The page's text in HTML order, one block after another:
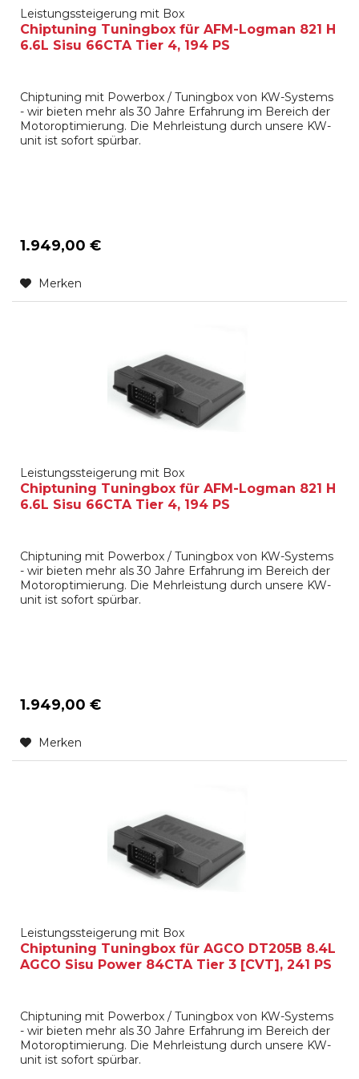
Leistungssteigerung mit Box
Chiptuning Tuningbox für AFM-Logman 821 H
6.6L Sisu 66CTA Tier 4, 194 PS
Chiptuning mit Powerbox / Tuningbox von KW-Systems
- wir bieten mehr als 30 Jahre Erfahrung im Bereich der
Motoroptimierung. Die Mehrleistung durch unsere KW-
unit ist sofort spürbar.
1.949,00 €
Merken
Leistungssteigerung mit Box
Chiptuning Tuningbox für AFM-Logman 821 H
6.6L Sisu 66CTA Tier 4, 194 PS
Chiptuning mit Powerbox / Tuningbox von KW-Systems
- wir bieten mehr als 30 Jahre Erfahrung im Bereich der
Motoroptimierung. Die Mehrleistung durch unsere KW-
unit ist sofort spürbar.
1.949,00 €
Merken
Leistungssteigerung mit Box
Chiptuning Tuningbox für AGCO DT205B 8.4L
AGCO Sisu Power 84CTA Tier 3 [CVT], 241 PS
Chiptuning mit Powerbox / Tuningbox von KW-Systems
- wir bieten mehr als 30 Jahre Erfahrung im Bereich der
Motoroptimierung. Die Mehrleistung durch unsere KW-
unit ist sofort spürbar.